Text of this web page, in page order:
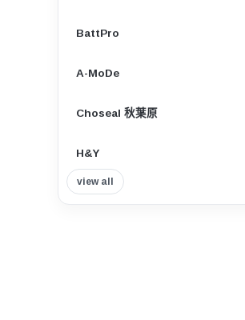
BattPro
A-MoDe
Choseal 秋葉原
H&Y
Insta360
view all